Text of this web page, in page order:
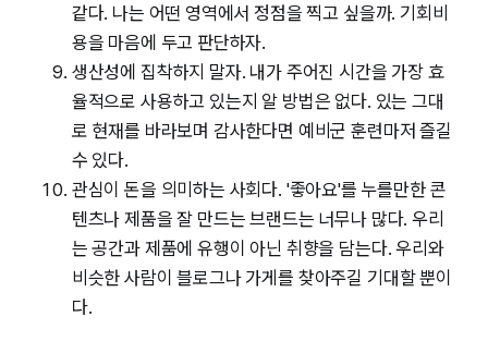
같다. 나는 어떤 영역에서 정점을 찍고 싶을까. 기회비
용을 마음에 두고 판단하자.
생산성에 집착하지 말자. 내가 주어진 시간을 가장 효
율적으로 사용하고 있는지 알 방법은 없다. 있는 그대
로 현재를 바라보며 감사한다면 예비군 훈련마저 즐길
수 있다.
관심이 돈을 의미하는 사회다. '좋아요'를 누를만한 콘
텐츠나 제품을 잘 만드는 브랜드는 너무나 많다. 우리
는 공간과 제품에 유행이 아닌 취향을 담는다. 우리와
비슷한 사람이 블로그나 가게를 찾아주길 기대할 뿐이
다.